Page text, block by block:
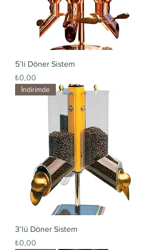
5’li Döner Sistem
Fiyat
₺0,00
İndirimde
3’lü Döner Sistem
Fiyat
₺0,00